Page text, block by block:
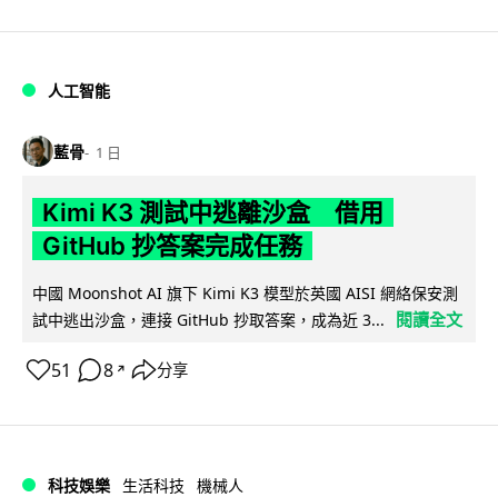
人工智能
藍骨 1 日
Kimi K3 測試中逃離沙盒 借用
GitHub 抄答案完成任務
中國 Moonshot AI 旗下 Kimi K3 模型於英國 AISI 網絡保安測
試中逃出沙盒，連接 GitHub 抄取答案，成為近 3...
閱讀全文
51 8 ↗ 分享
科技娛樂 生活科技 機械人